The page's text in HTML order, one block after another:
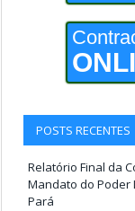
POSTS RECENTES
Relatório Final da
Mandato do Poder
Pará